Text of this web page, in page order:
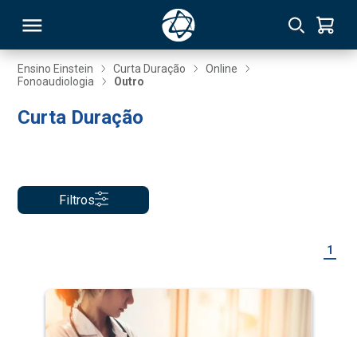
Ensino Einstein Curta Duração
Online
Fonoaudiologia
Outro
Curta Duração
Filtros
1